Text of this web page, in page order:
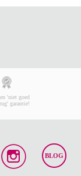
'niet goed
garantie!
BLOG